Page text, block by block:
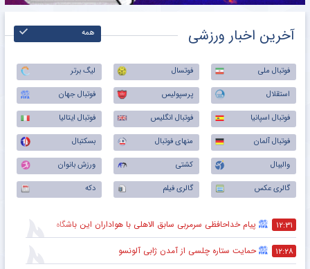
آخرین اخبار ورزشی همه
فوتبال ملی فوتسال
لیگ برتر
استقلال
پرسپولیس
فوتبال جهان
فوتبال اسپانیا
فوتبال انگلیس
فوتبال ایتالیا
فوتبال آلمان
منهای فوتبال
بسکتبال
والیبال
کشتی
ورزش بانوان
گالری عکس
گالری فیلم دکه
۱۲:۳۱ پیام خداحافظی سرمربی سابق الاهلی با هواداران این باشگاه
۱۲:۲۸ حمایت ستاره چلسی از آمدن ژابی آلونسو